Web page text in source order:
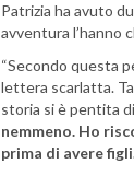
Patrizia ha avuto
avventura l’hanno
“Secondo questa
lettera scarlatta.
storia si è pentita
nemmeno. Ho
prima di avere